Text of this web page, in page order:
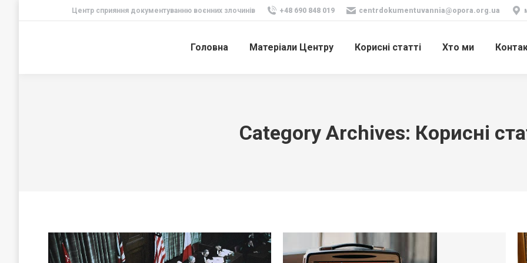
Центр сприяння документуванню воєнних злочинів +48 690 848 019 centrdokumentuvannia@opora.org.ua
Головна Матеріали Центру Корисні статті Хто ми
Category Archives: Корисні